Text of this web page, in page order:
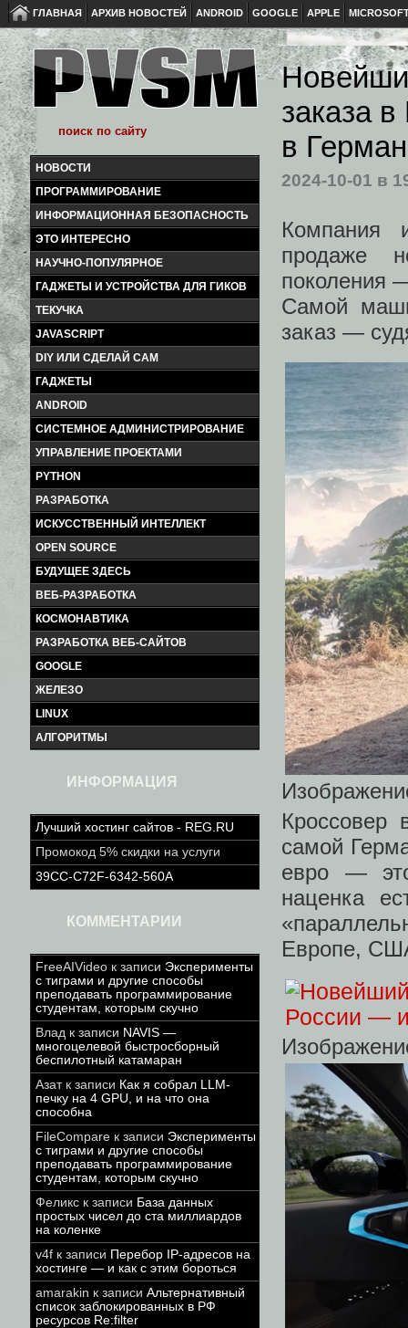
ГЛАВНАЯ АРХИВ НОВОСТЕЙ ANDROID GOOGLE APPLE
НОВОСТИ
ПРОГРАММИРОВАНИЕ
ИНФОРМАЦИОННАЯ БЕЗОПАСНОСТЬ
ЭТО ИНТЕРЕСНО
НАУЧНО-ПОПУЛЯРНОЕ
ГАДЖЕТЫ И УСТРОЙСТВА ДЛЯ ГИКОВ
ТЕКУЧКА
JAVASCRIPT
DIY ИЛИ СДЕЛАЙ САМ
ГАДЖЕТЫ
ANDROID
СИСТЕМНОЕ АДМИНИСТРИРОВАНИЕ
УПРАВЛЕНИЕ ПРОЕКТАМИ
PYTHON
РАЗРАБОТКА
ИСКУССТВЕННЫЙ ИНТЕЛЛЕКТ
OPEN SOURCE
БУДУЩЕЕ ЗДЕСЬ
ВЕБ-РАЗРАБОТКА
КОСМОНАВТИКА
РАЗРАБОТКА ВЕБ-САЙТОВ
GOOGLE
ЖЕЛЕЗО
LINUX
АЛГОРИТМЫ
ИНФОРМАЦИЯ
Лучший хостинг сайтов - REG.RU
Промокод 5% скидки на услуги
39CC-C72F-6342-560A
КОММЕНТАРИИ
FreeAIVideo к записи Эксперименты
с тиграми и другие способы
преподавать программирование
студентам, которым скучно
Влад к записи NAVIS —
многоцелевой быстросборный
беспилотный катамаран
Азатк записи Как я собрал LLM-
печку на 4 GPU, и на что она
способна
FileCompare к записи Эксперименты
с тиграми и другие способы
преподавать программирование
студентам, которым скучно
Феликс к записи База данных
простых чисел до ста миллиардов
на коленке
v4f к записи Перебор IP-адресов на
хостинге — и как с этим бороться
amarakin к записи Альтернативный
список заблокированных в РФ
ресурсов Re:filter
заказа
в
2024-10-01 в
Компания
продаже
поколения
Самой
заказ —
самой
евро —
наценка
Европе,